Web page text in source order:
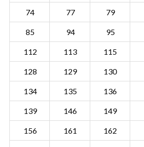
74 77 79
85 94 95
112 113 115
128 129 130
134 135 136
139 146 149
156 161 162
Sectie WVD00 M
Gemeente Warnsveld